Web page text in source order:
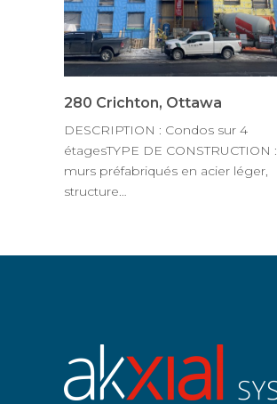
280 Crichton, Ottawa
DESCRIPTION : Condos sur 4
étagesTYPE DE CONSTRUCTION :
murs préfabriqués en acier léger,
structure…